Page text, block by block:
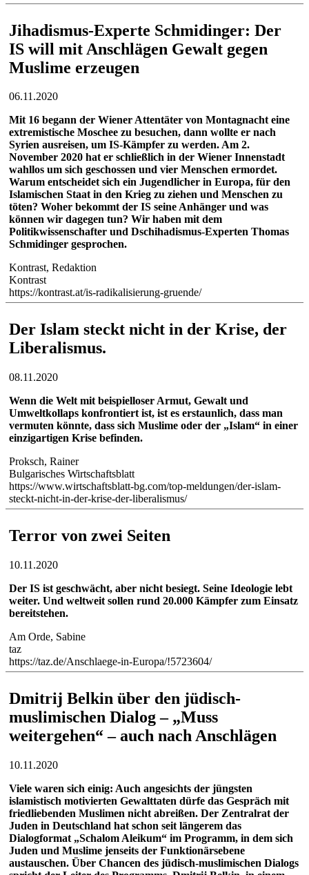
Jihadismus-Experte Schmidinger: Der
IS will mit Anschlägen Gewalt gegen
Muslime erzeugen
06.11.2020
Mit 16 begann der Wiener Attentäter von Montagnacht eine
extremistische Moschee zu besuchen, dann wollte er nach
Syrien ausreisen, um IS-Kämpfer zu werden. Am 2.
November 2020 hat er schließlich in der Wiener Innenstadt
wahllos um sich geschossen und vier Menschen ermordet.
Warum entscheidet sich ein Jugendlicher in Europa, für den
Islamischen Staat in den Krieg zu ziehen und Menschen zu
töten? Woher bekommt der IS seine Anhänger und was
können wir dagegen tun? Wir haben mit dem
Politikwissenschafter und Dschihadismus-Experten Thomas
Schmidinger gesprochen.
Kontrast, Redaktion
Kontrast
https://kontrast.at/is-radikalisierung-gruende/
Der Islam steckt nicht in der Krise, der
Liberalismus.
08.11.2020
Wenn die Welt mit beispielloser Armut, Gewalt und
Umweltkollaps konfrontiert ist, ist es erstaunlich, dass man
vermuten könnte, dass sich Muslime oder der „Islam“ in einer
einzigartigen Krise befinden.
Proksch, Rainer
Bulgarisches Wirtschaftsblatt
https://www.wirtschaftsblatt-bg.com/top-meldungen/der-islam-
steckt-nicht-in-der-krise-der-liberalismus/
Terror von zwei Seiten
10.11.2020
Der IS ist geschwächt, aber nicht besiegt. Seine Ideologie lebt
weiter. Und weltweit sollen rund 20.000 Kämpfer zum Einsatz
bereitstehen.
Am Orde, Sabine
taz
https://taz.de/Anschlaege-in-Europa/!5723604/
Dmitrij Belkin über den jüdisch-
muslimischen Dialog – „Muss
weitergehen“ – auch nach Anschlägen
10.11.2020
Viele waren sich einig: Auch angesichts der jüngsten
islamistisch motivierten Gewalttaten dürfe das Gespräch mit
friedliebenden Muslimen nicht abreißen. Der Zentralrat der
Juden in Deutschland hat schon seit längerem das
Dialogformat „Schalom Aleikum“ im Programm, in dem sich
Juden und Muslime jenseits der Funktionärsebene
austauschen. Über Chancen des jüdisch-muslimischen Dialogs